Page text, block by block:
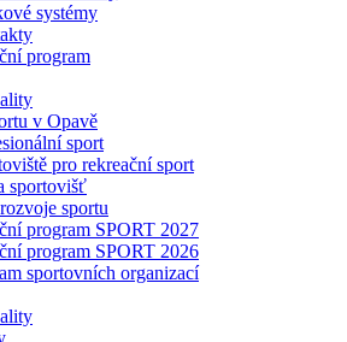
systémy
program
v Opavě
sport
pro rekreační sport
sportovišť
sportu
program SPORT 2027
program SPORT 2026
sportovních organizací